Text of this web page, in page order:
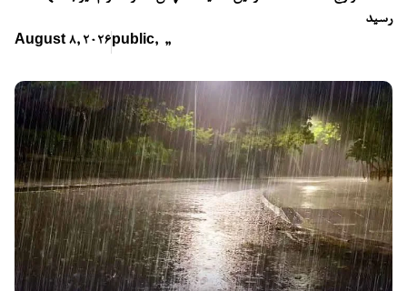
رسید
August 8, 2026 public, ,,